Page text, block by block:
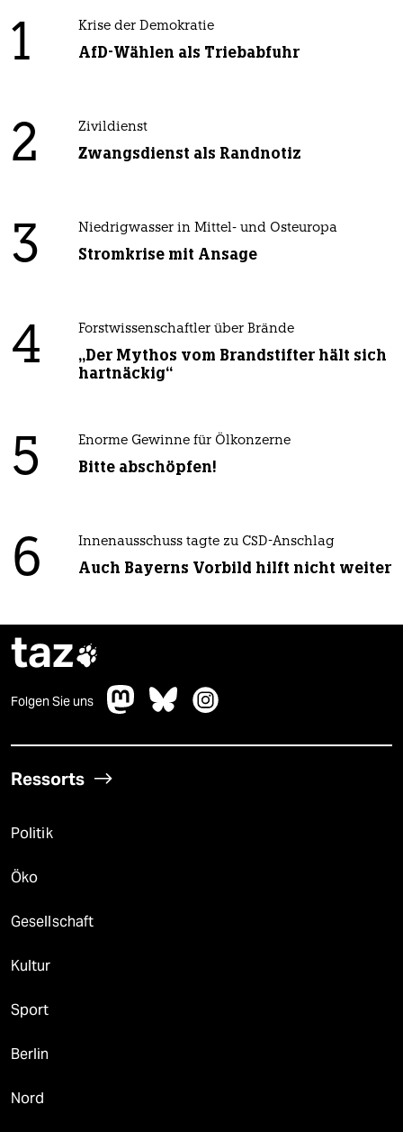
1 Krise der Demokratie
AfD-Wählen als Triebabfuhr
2 Zivildienst
Zwangsdienst als Randnotiz
3 Niedrigwasser in Mittel- und Osteuropa
Stromkrise mit Ansage
4 Forstwissenschaftler über Brände
„Der Mythos vom Brandstifter hält sich
hartnäckig“
5 Enorme Gewinne für Ölkonzerne
Bitte abschöpfen!
6 Innenausschuss tagte zu CSD-Anschlag
Auch Bayerns Vorbild hilft nicht weiter
taz
Folgen Sie uns
Ressorts
Politik
Öko
Gesellschaft
Kultur
Sport
Berlin
Nord